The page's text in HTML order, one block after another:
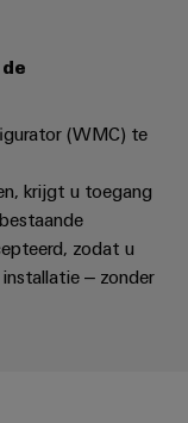
(WMC) te
krijgt u toegang
zodat u
– zonder